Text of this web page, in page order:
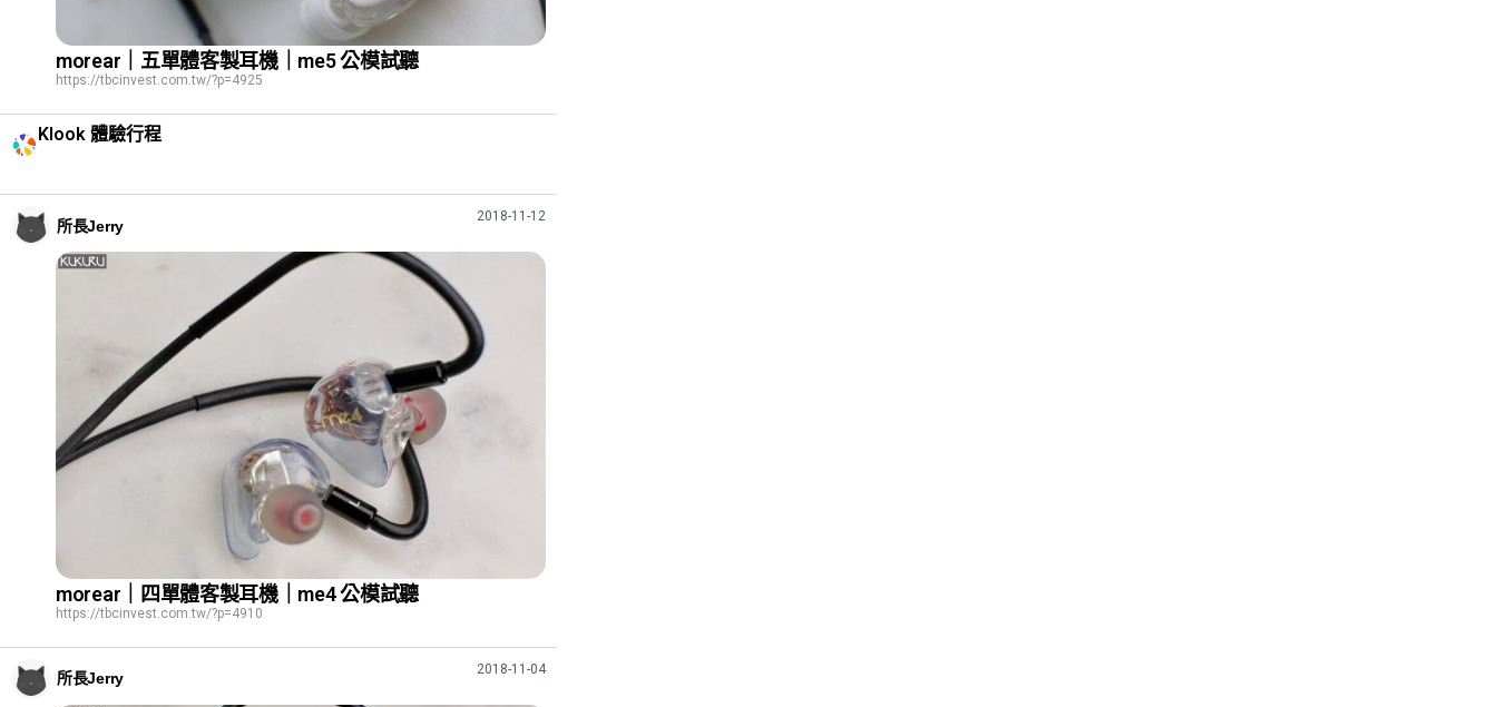
morear｜五單體客製耳機｜me5 公模試聽
https://tbcinvest.com.tw/?p=4925
Klook 體驗行程
所長Jerry
2018-11-12
morear｜四單體客製耳機｜me4 公模試聽
https://tbcinvest.com.tw/?p=4910
所長Jerry
2018-11-04